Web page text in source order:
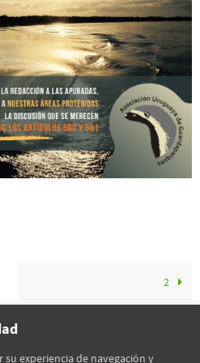
experiencia de navegación y
2